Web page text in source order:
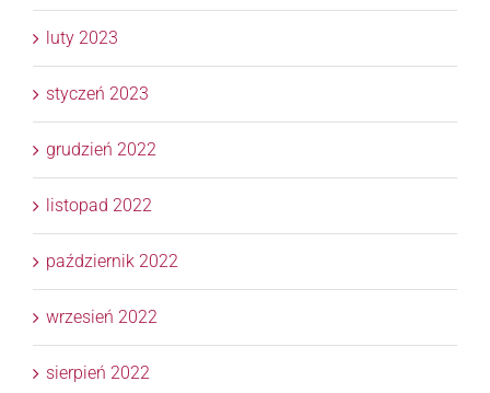
luty 2023
styczeń 2023
grudzień 2022
listopad 2022
październik 2022
wrzesień 2022
sierpień 2022